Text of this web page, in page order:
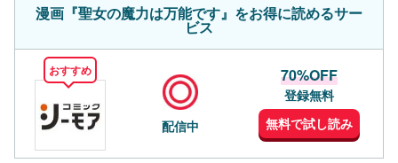
漫画『聖女の魔力は万能です』をお得に読めるサー
ビス
おすすめ
配信中
70%OFF
登録無料
無料で試し読み